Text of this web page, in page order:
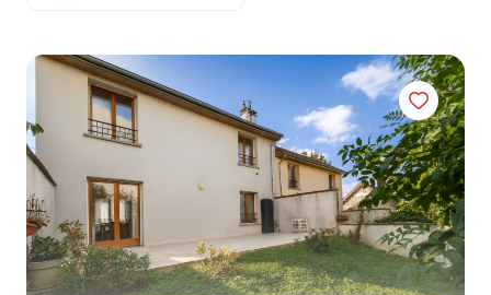
notre
agence
contact